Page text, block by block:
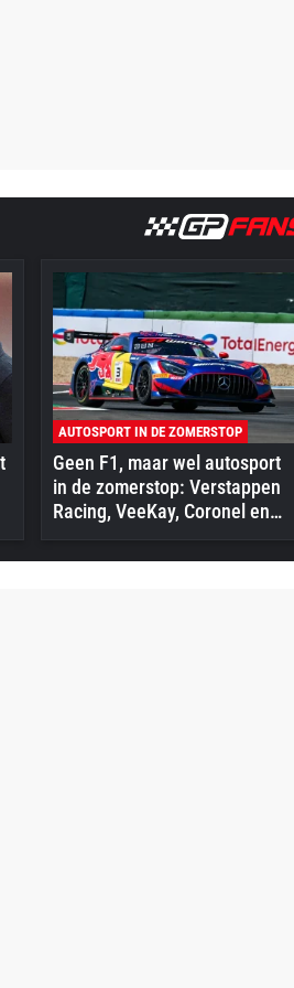
AUTOSPORT IN DE ZOMERSTOP
Geen F1, maar wel autosport
in de zomerstop: Verstappen
Racing, VeeKay, Coronel en
meer in actie